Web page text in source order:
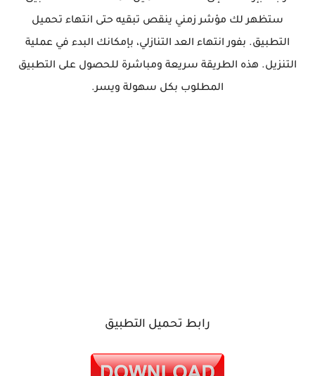
ستظهر لك مؤشر زمني ينقص تبقيه حتى انتهاء تحميل
التطبيق. بفور انتهاء العد التنازلي، بإمكانك البدء في عملية
التنزيل. هذه الطريقة سريعة ومباشرة للحصول على التطبيق
المطلوب بكل سهولة ويسر.
رابط تحميل التطبيق